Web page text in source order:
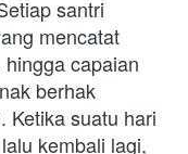
santri
mencatat
capaian
berhak
Ketika suatu hari
kembali lagi,